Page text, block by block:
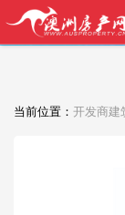
买家中
当前位置： 开发商建